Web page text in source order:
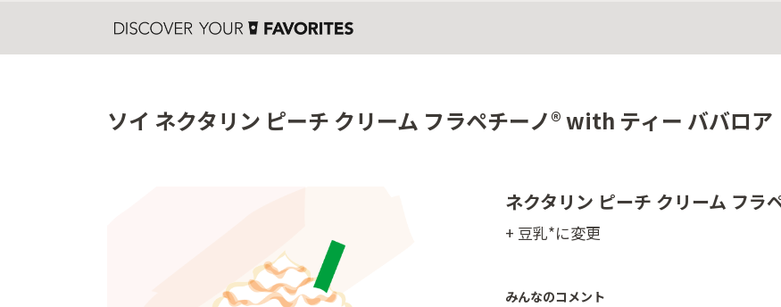
ソイ ネクタリン ピーチ クリーム フラペチーノ® with ティー ババロア
ネクタリン ピーチ クリーム フ
+ 豆乳*に変更
みんなのコメント